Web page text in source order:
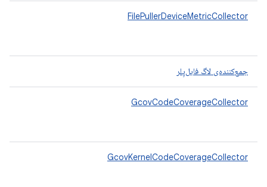
FilePullerDeviceMetricCollector
جمع‌کننده‌ی لاگ فایل‌پِلر
GcovCodeCoverageCollector
GcovKernelCodeCoverageCollector